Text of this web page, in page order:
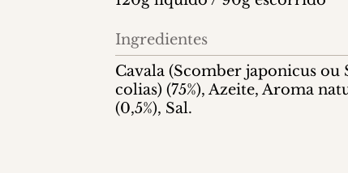
Ingredientes
Cavala (Scomber japonicus ou
colias) (75%), Azeite, Aroma
(0,5%), Sal.